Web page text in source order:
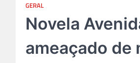
GERAL
Novela
ameaçado de